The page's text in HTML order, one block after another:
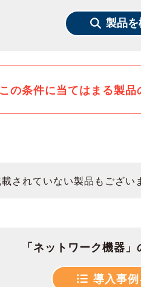
製品を
の条件に当てはまる製
されていない製品もござい
「ネットワーク機器
導入事